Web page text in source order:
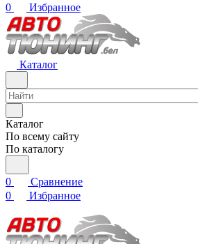
0
Избранное
Каталог
Каталог
По всему сайту
По каталогу
0
Сравнение
0
Избранное